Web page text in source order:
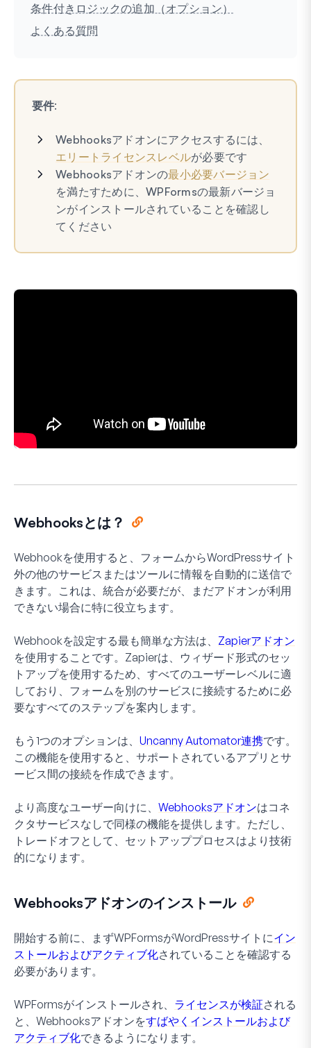
条件付きロジックの追加（オプション）
よくある質問
要件:
Webhooksアドオンにアクセスするには、
エリートライセンスレベルが必要です
Webhooksアドオンの最小必要バージョン
を満たすために、WPFormsの最新バージョ
ンがインストールされていることを確認し
てください
Webhooksとは？
Webhookを使用すると、フォームからWordPressサイト
外の他のサービスまたはツールに情報を自動的に送信で
きます。これは、統合が必要だが、まだアドオンが利用
できない場合に特に役立ちます。
Webhookを設定する最も簡単な方法は、 Zapierアドオン
を使用することです。Zapierは、ウィザード形式のセッ
トアップを使用するため、すべてのユーザーレベルに適
しており、フォームを別のサービスに接続するために必
要なすべてのステップを案内します。
もう1つのオプションは、 Uncanny Automator連携です。
この機能を使用すると、サポートされているアプリとサ
ービス間の接続を作成できます。
より高度なユーザー向けに、 Webhooksアドオンはコネ
クタサービスなしで同様の機能を提供します。ただし、
トレードオフとして、セットアッププロセスはより技術
的になります。
Webhooksアドオンのインストール
開始する前に、まずWPFormsがWordPressサイトにイン
ストールおよびアクティブ化されていることを確認する
必要があります。
WPFormsがインストールされ、 ライセンスが検証される
と、Webhooksアドオンをすばやくインストールおよび
アクティブ化できるようになります。